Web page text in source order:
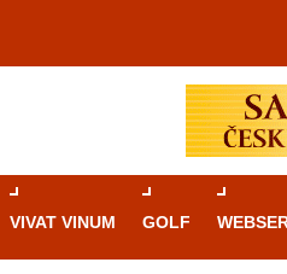
VIVAT VINUM GOLF